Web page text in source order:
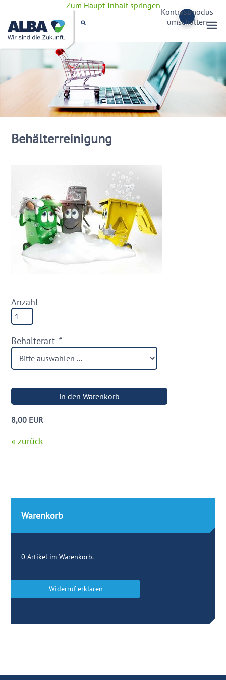
Zum Haupt-Inhalt springen
Kontrastmodus
umschalten
Behälterreinigung
Anzahl
Behälterart *
8,00 EUR
« zurück
Warenkorb
0 Artikel im Warenkorb.
Widerruf erklären